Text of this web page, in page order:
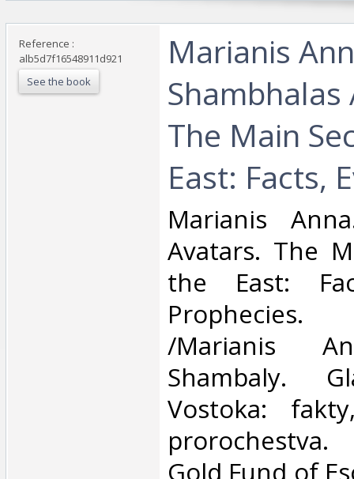
Reference :
alb5d7f16548911d921
See the book
‎Marianis
Shambhalas
The Main
East: Facts,
‎Marianis
Avatars. The
the East:
/Marianis
Shambaly.
Vostoka:
Gold Fund of